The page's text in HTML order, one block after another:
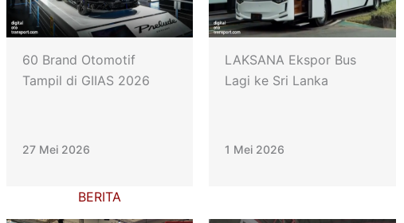
60 Brand Otomotif
Tampil di GIIAS 2026
27 Mei 2026
LAKSANA Ekspor Bus
Lagi ke Sri Lanka
1 Mei 2026
BERITA